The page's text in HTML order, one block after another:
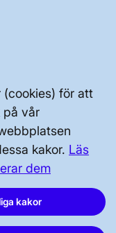
(cookies) för att
på vår
kakor. Läs
dem
kakor